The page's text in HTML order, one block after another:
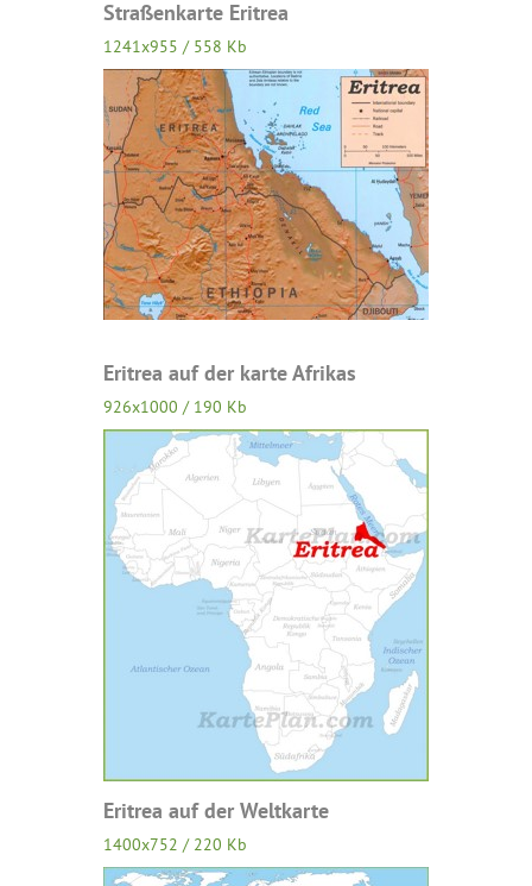
Straßenkarte Eritrea
1241x955 / 558 Kb
Eritrea auf der karte Afrikas
926x1000 / 190 Kb
Eritrea auf der Weltkarte
1400x752 / 220 Kb